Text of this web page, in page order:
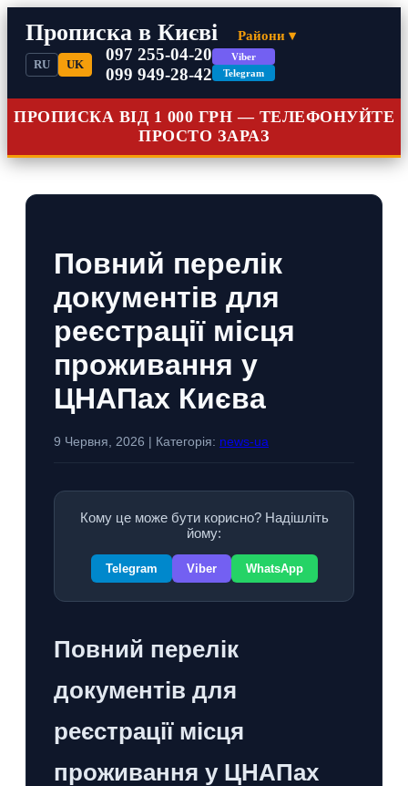
Прописка в Києві Райони ▾
RU UK
097 255-04-20
099 949-28-42
Viber
Telegram
ПРОПИСКА ВІД 1 000 ГРН — ТЕЛЕФОНУЙТЕ
ПРОСТО ЗАРАЗ
Повний перелік
документів для
реєстрації місця
проживання у
ЦНАПах Києва
9 Червня, 2026 | Категорія: news-ua
Кому це може бути корисно? Надішліть
йому:
Telegram Viber WhatsApp
Повний перелік
документів для
реєстрації місця
проживання у ЦНАПах